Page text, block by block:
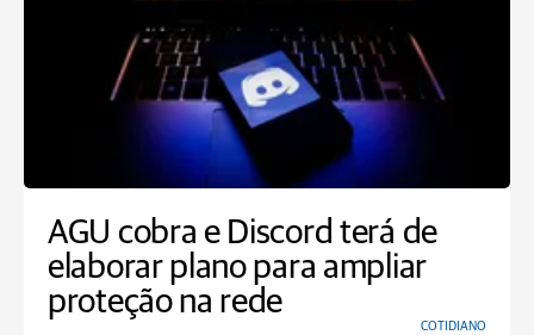
AGU cobra e Discord terá de
elaborar plano para ampliar
proteção na rede
COTIDIANO